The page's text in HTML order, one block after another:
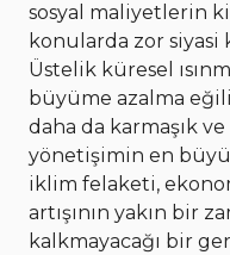
sosyal maliyetlerin
konularda zor siyasi
Üstelik küresel
büyüme azalma
daha da karmaşık
yönetişimin en
iklim felaketi,
artışının yakın bir
kalkmayacağı bir